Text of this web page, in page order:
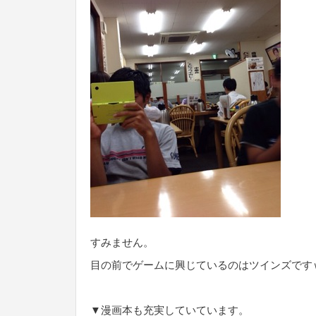
すみません。
目の前でゲームに興じているのはツインズです
▼漫画本も充実していています。